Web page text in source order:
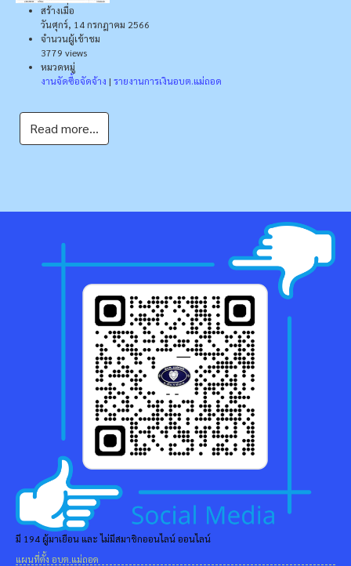
สร้างเมื่อ
วันศุกร์, 14 กรกฎาคม 2566
จำนวนผู้เข้าชม
3779 views
หมวดหมู่
งานจัดซื้อจัดจ้าง | รายงานการเงินอบต.แม่ถอด
Read more...
มี 194 ผู้มาเยือน และ ไม่มีสมาชิกออนไลน์ ออนไลน์
แผนที่ตั้ง อบต.แม่ถอด